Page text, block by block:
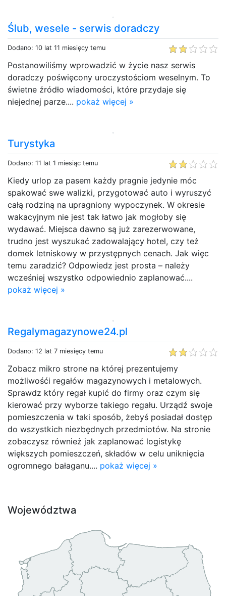
Ślub, wesele - serwis doradczy
Dodano: 10 lat 11 miesięcy temu
Postanowiliśmy wprowadzić w życie nasz serwis
doradczy poświęcony uroczystościom weselnym. To
świetne źródło wiadomości, które przydaje się
niejednej parze.... pokaż więcej »
Turystyka
Dodano: 11 lat 1 miesiąc temu
Kiedy urlop za pasem każdy pragnie jedynie móc
spakować swe walizki, przygotować auto i wyruszyć
całą rodziną na upragniony wypoczynek. W okresie
wakacyjnym nie jest tak łatwo jak mogłoby się
wydawać. Miejsca dawno są już zarezerwowane,
trudno jest wyszukać zadowalający hotel, czy też
domek letniskowy w przystępnych cenach. Jak więc
temu zaradzić? Odpowiedz jest prosta – należy
wcześniej wszystko odpowiednio zaplanować....
pokaż więcej »
Regalymagazynowe24.pl
Dodano: 12 lat 7 miesięcy temu
Zobacz mikro strone na której prezentujemy
możliwośći regałów magazynowych i metalowych.
Sprawdz który regał kupić do firmy oraz czym się
kierować przy wyborze takiego regału. Urządź swoje
pomieszczenia w taki sposób, żebyś posiadał dostęp
do wszystkich niezbędnych przedmiotów. Na stronie
zobaczysz również jak zaplanować logistykę
większych pomieszczeń, składów w celu uniknięcia
ogromnego bałaganu.... pokaż więcej »
Województwa